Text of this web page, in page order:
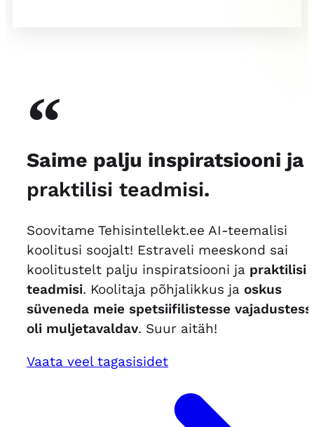
“
Saime palju inspiratsiooni ja
praktilisi teadmisi.
Soovitame Tehisintellekt.ee AI-teemalisi
koolitusi soojalt! Estraveli meeskond sai
koolitustelt palju inspiratsiooni ja praktilisi
teadmisi. Koolitaja põhjalikkus ja oskus
süveneda meie spetsiifilistesse
oli muljetavaldav. Suur aitäh!
Vaata veel tagasisidet